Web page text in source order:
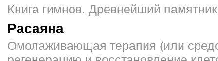
Книга гимнов. Древнейший
Расаяна
Омолаживающая тера­пия (или